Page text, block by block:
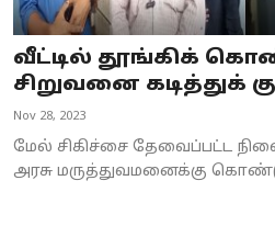
வீட்டில் தூங்கிக்
சிறுவனை கடித்துக்
Nov 28, 2023
மேல் சிகிச்சை தேவைப்பட்ட
அரசு மருத்துவமனைக்கு